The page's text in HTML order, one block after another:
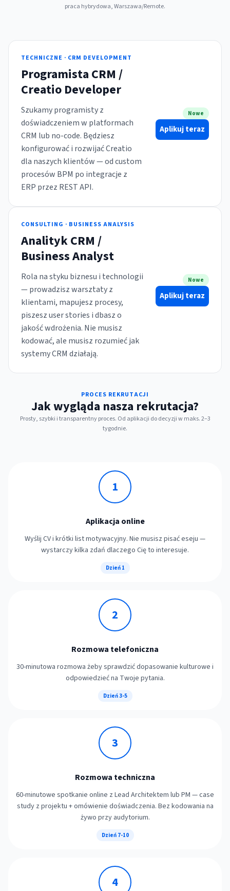
praca hybrydowa, Warszawa/Remote.
TECHNICZNE · CRM DEVELOPMENT
Programista CRM /
Creatio Developer
Szukamy programisty z
doświadczeniem w platformach
CRM lub no-code. Będziesz
konfigurować i rozwijać Creatio
dla naszych klientów — od custom
procesów BPM po integracje z
ERP przez REST API.
Nowe
Aplikuj teraz
CONSULTING · BUSINESS ANALYSIS
Analityk CRM /
Business Analyst
Rola na styku biznesu i technologii
— prowadzisz warsztaty z
klientami, mapujesz procesy,
piszesz user stories i dbasz o
jakość wdrożenia. Nie musisz
kodować, ale musisz rozumieć jak
systemy CRM działają.
Nowe
Aplikuj teraz
PROCES REKRUTACJI
Jak wygląda nasza rekrutacja?
Prosty, szybki i transparentny proces. Od aplikacji do decyzji w maks. 2–3
tygodnie.
1
Aplikacja online
Wyślij CV i krótki list motywacyjny. Nie musisz pisać eseju —
wystarczy kilka zdań dlaczego Cię to interesuje.
Dzień 1
2
Rozmowa telefoniczna
30-minutowa rozmowa żeby sprawdzić dopasowanie kulturowe i
odpowiedzieć na Twoje pytania.
Dzień 3-5
3
Rozmowa techniczna
60-minutowe spotkanie online z Lead Architektem lub PM — case
study z projektu + omówienie doświadczenia. Bez kodowania na
żywo przy audytorium.
Dzień 7-10
4